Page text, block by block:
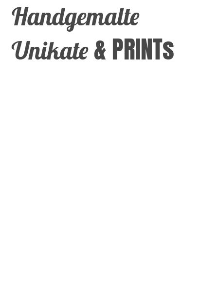
Handgemalte
Unikate& PRINTs